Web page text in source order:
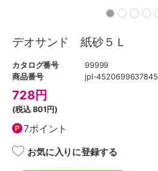
デオサンド 紙砂５Ｌ
カタログ番号
99999
商品番号
jpl-4520699637845
728円
(税込801円)
7ポイント
お気に入りに登録する